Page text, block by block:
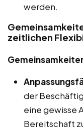
werden.
zeitlichen
der
eine gewisse
Bereitschaft